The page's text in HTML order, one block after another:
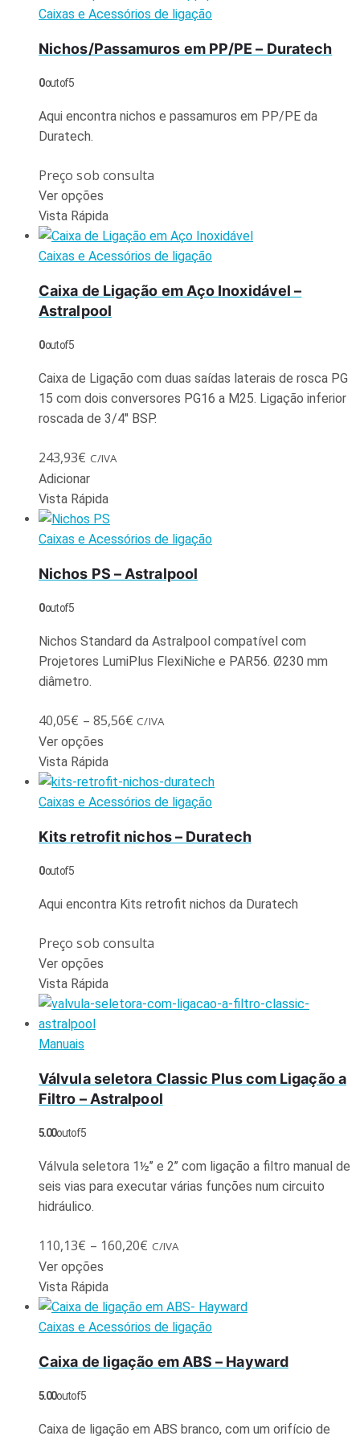
Caixas e Acessórios de ligação
Nichos/Passamuros em PP/PE – Duratech
0out of 5
Aqui encontra nichos e passamuros em PP/PE da
Duratech.
Preço sob consulta
Ver opções
Vista Rápida
Caixas e Acessórios de ligação
Caixa de Ligação em Aço Inoxidável –
Astralpool
0out of 5
Caixa de Ligação com duas saídas laterais de rosca PG
15 com dois conversores PG16 a M25. Ligação inferior
roscada de 3/4″ BSP.
243,93€ C/IVA
Adicionar
Vista Rápida
Caixas e Acessórios de ligação
Nichos PS – Astralpool
0out of 5
Nichos Standard da Astralpool compatível com
Projetores LumiPlus FlexiNiche e PAR56. Ø230 mm
diâmetro.
40,05€ – 85,56€ C/IVA
Ver opções
Vista Rápida
Caixas e Acessórios de ligação
Kits retrofit nichos – Duratech
0out of 5
Aqui encontra Kits retrofit nichos da Duratech
Preço sob consulta
Ver opções
Vista Rápida
Manuais
Válvula seletora Classic Plus com Ligação a
Filtro – Astralpool
5.00out of 5
Válvula seletora 1½’’ e 2’’ com ligação a filtro manual de
seis vias para executar várias funções num circuito
hidráulico.
110,13€ – 160,20€ C/IVA
Ver opções
Vista Rápida
Caixas e Acessórios de ligação
Caixa de ligação em ABS – Hayward
5.00out of 5
Caixa de ligação em ABS branco, com um orifício de